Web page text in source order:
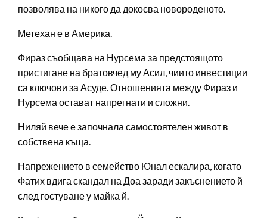
позволява на никого да докосва новороденото.
Метехан е в Америка.
Фираз съобщава на Нурсема за предстоящото
пристигане на братовчед му Асил, чиито инвестиции
са ключови за Асуде. Отношенията между Фираз и
Нурсема остават напрегнати и сложни.
Ниляй вече е започнала самостоятелен живот в
собствена къща.
Напрежението в семейство Юнал ескалира, когато
Фатих вдига скандал на Доа заради закъснението й
след гостуване у майка й.